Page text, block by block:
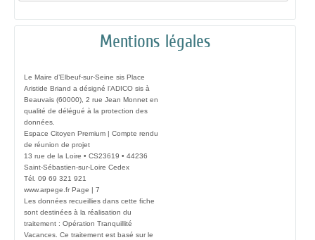
Mentions légales
Le Maire d’Elbeuf-sur-Seine sis Place
Aristide Briand a désigné l’ADICO sis à
Beauvais (60000), 2 rue Jean Monnet en
qualité de délégué à la protection des
données.
Espace Citoyen Premium | Compte rendu
de réunion de projet
13 rue de la Loire • CS23619 • 44236
Saint-Sébastien-sur-Loire Cedex
Tél. 09 69 321 921
www.arpege.fr Page | 7
Les données recueillies dans cette fiche
sont destinées à la réalisation du
traitement : Opération Tranquillité
Vacances. Ce traitement est basé sur le